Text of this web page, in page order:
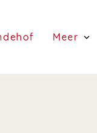
(Lindehof)
Meer